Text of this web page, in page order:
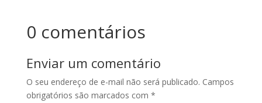
0 comentários
Enviar um comentário
O seu endereço de e-mail não será publicado. Campos
obrigatórios são marcados com *